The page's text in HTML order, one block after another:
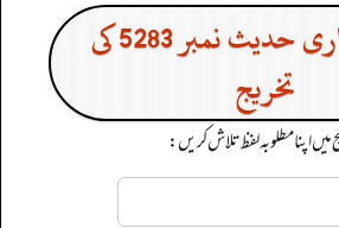
صحیح بخاری حدیث نمبر 5283 کی
تخریج
میں اپنا مطلوبہ لفظ تلاش کریں: